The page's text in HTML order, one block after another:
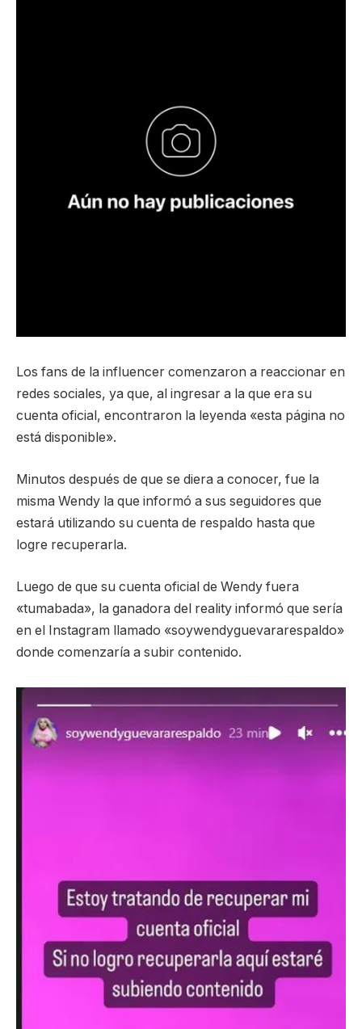
Los fans de la influencer comenzaron a reaccionar en
redes sociales, ya que, al ingresar a la que era su
cuenta oficial, encontraron la leyenda «esta página no
está disponible».
Minutos después de que se diera a conocer, fue la
misma Wendy la que informó a sus seguidores que
estará utilizando su cuenta de respaldo hasta que
logre recuperarla.
Luego de que su cuenta oficial de Wendy fuera
«tumabada», la ganadora del reality informó que sería
en el Instagram llamado «soywendyguevararespaldo»
donde comenzaría a subir contenido.